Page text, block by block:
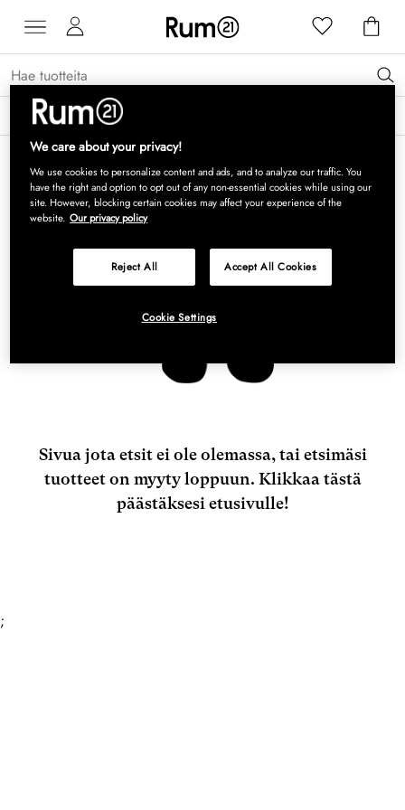
Saat 15 % alennusta Grythyttan Stålmöbler -tuotteista* →
Sivua jota etsit ei ole olemassa, tai etsimäsi
tuotteet on myyty loppuun. Klikkaa tästä
päästäksesi etusivulle!
;
We care about your privacy!
We use cookies to personalize content and ads, and to analyze our traffic. You
have the right and option to opt out of any non-essential cookies while using our
site. However, blocking certain cookies may affect your experience of the
website. Our privacy policy
Reject All Accept All Cookies
Cookie Settings